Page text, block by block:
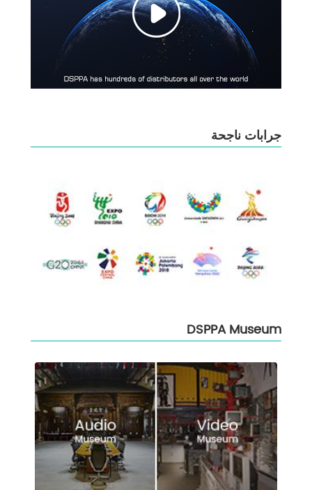
جرابات ناجحة
DSPPA Museum